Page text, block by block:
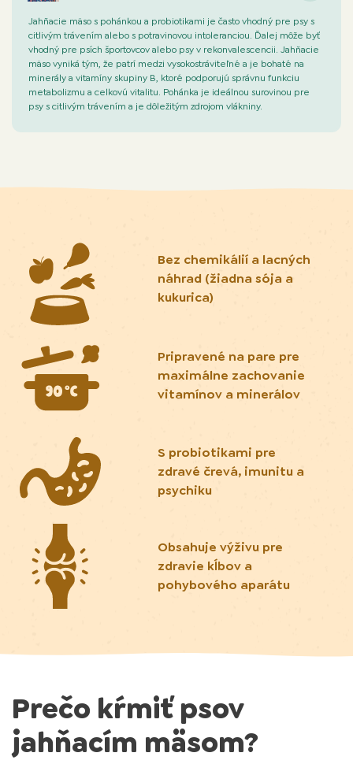
Jahňacie mäso s pohánkou a probiotikami je často vhodný pre psy s
citlivým trávením alebo s potravinovou intoleranciou. Ďalej môže byť
vhodný pre psích športovcov alebo psy v rekonvalescencii. Jahňacie
mäso vyniká tým, že patrí medzi vysokostráviteľné a je bohaté na
minerály a vitamíny skupiny B, ktoré podporujú správnu funkciu
metabolizmu a celkovú vitalitu. Pohánka je ideálnou surovinou pre
psy s citlivým trávením a je dôležitým zdrojom vlákniny.
Bez chemikálií a lacných
náhrad (žiadna sója a
kukurica)
Pripravené na pare pre
maximálne zachovanie
vitamínov a minerálov
S probiotikami pre
zdravé črevá, imunitu a
psychiku
Obsahuje výživu pre
zdravie kĺbov a
pohybového aparátu
Prečo kŕmiť psov
jahňacím mäsom?